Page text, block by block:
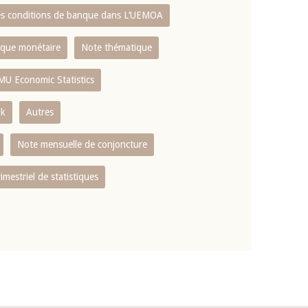
conditions de banque dans L‘UEMOA
monétaire Note thématique
Economic Statistics
Autres
Note mensuelle de conjoncture
de statistiques